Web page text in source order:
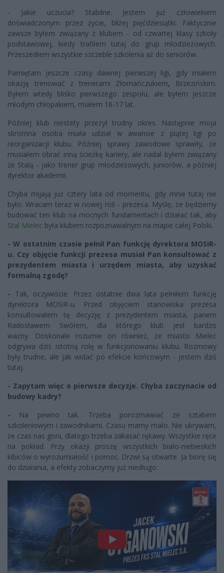
- Jakie uczucia? Stabilne. Jestem już człowiekiem
doświadczonym przez życie, bliżej pięćdziesiątki. Faktycznie
zawsze byłem związany z klubem - od czwartej klasy szkoły
podstawowej, kiedy trafiłem tutaj do grup młodzieżowych.
Przeszedłem wszystkie szczeble szkolenia aż do seniorów.
Pamiętam jeszcze czasy dawnej pierwszej ligi, gdy miałem
okazję trenować z trenerami
Złomańczukiem, Brzezińskim.
Byłem wtedy blisko pierwszego zespołu, ale byłem jeszcze
młodym chłopakiem, miałem 16-17 lat.
Później klub niestety przeżył trudny okres. Następnie moja
skromna osoba miała udział w awansie z piątej ligi po
reorganizacji klubu. Później sprawy zawodowe sprawiły, że
musiałem obrać inną ścieżkę kariery, ale nadal byłem związany
ze Stalą - jako trener grup młodzieżowych, juniorów, a później
dyrektor akademii.
Chyba mijają już cztery lata od momentu, gdy mnie tutaj nie
było. Wracam teraz w nowej roli - prezesa. Myślę, że będziemy
budować ten klub na mocnych fundamentach i działać tak, aby
Stal Mielec była klubem rozpoznawalnym na mapie całej Polski.
- W ostatnim czasie pełnił Pan funkcję dyrektora MOSiR-
u. Czy objęcie funkcji prezesa musiał Pan konsultować z
prezydentem miasta i urzędem miasta, aby uzyskać
formalną zgodę?
- Tak, oczywiście. Przez ostatnie dwa lata pełniłem funkcję
dyrektora MOSiR-u. Przed objęciem stanowiska prezesa
konsultowałem tę decyzję z prezydentem miasta, panem
Radosławem Swółem, dla którego klub jest bardzo
ważny. Doskonale rozumie on również, że miasto Mielec
odgrywa dziś istotną rolę w funkcjonowaniu klubu. Rozmowy
były trudne, ale jak widać po efekcie końcowym - jestem dziś
tutaj.
- Zapytam więc o pierwsze decyzje. Chyba zaczynacie od
budowy kadry?
- Na pewno tak. Trzeba porozmawiać ze sztabem
szkoleniowym i zawodnikami. Czasu mamy mało. Nie ukrywam,
że czas nas goni, dlatego trzeba zakasać rękawy. Wszystkie ręce
na pokład. Przy okazji proszę wszystkich biało-niebieskich
kibiców o wyrozumiałość i pomoc. Drzwi są otwarte. Ja biorę się
do działania, a efekty zobaczymy już niedługo.